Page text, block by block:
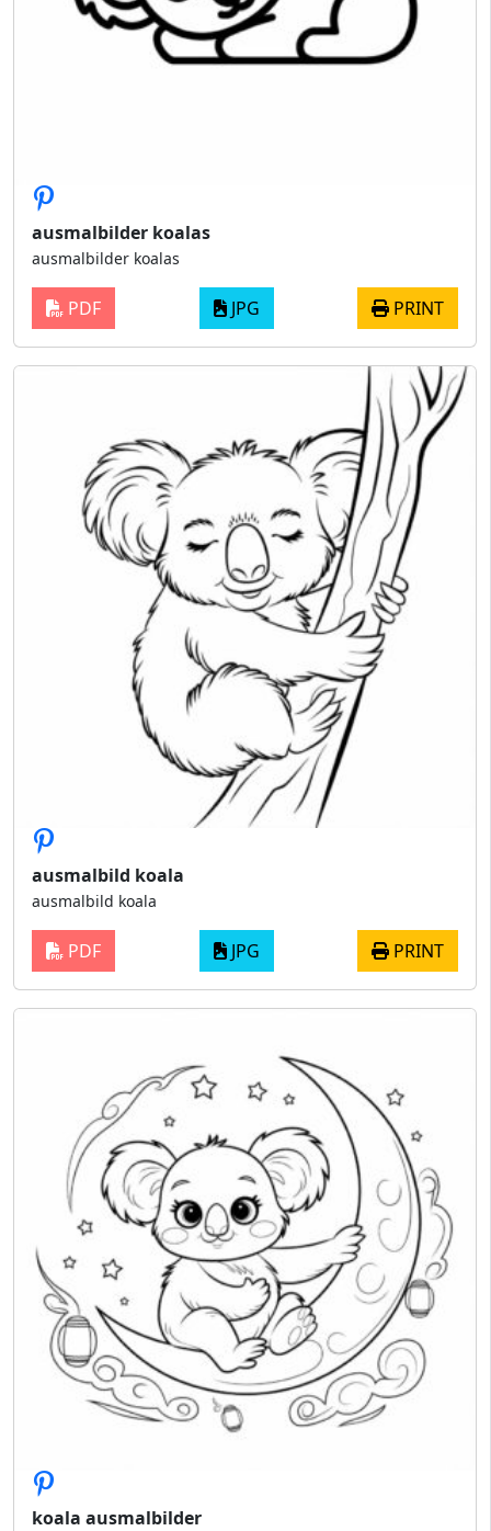
ausmalbilder koalas
ausmalbilder koalas
PDF JPG PRINT
ausmalbild koala
ausmalbild koala
PDF JPG PRINT
koala ausmalbilder